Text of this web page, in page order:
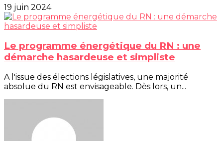
19 juin 2024
Le programme énergétique du RN : une
démarche hasardeuse et simpliste
A l'issue des élections législatives, une majorité
absolue du RN est envisageable. Dès lors, un...